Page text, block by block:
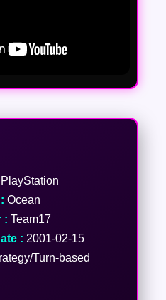
PlayStation
Ocean
: Team17
: 2001-02-15
Turn-based